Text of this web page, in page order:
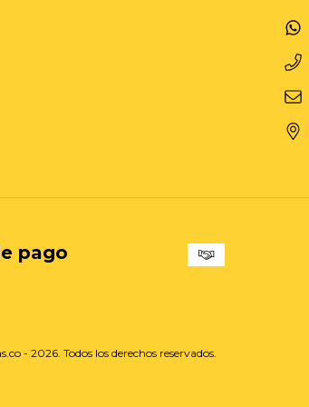
pago
- 2026. Todos los derechos reservados.